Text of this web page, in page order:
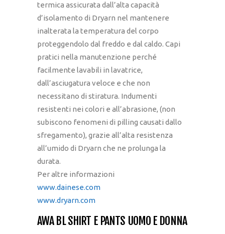
termica assicurata dall’alta capacità
d’isolamento di Dryarn nel mantenere
inalterata la temperatura del corpo
proteggendolo dal freddo e dal caldo. Capi
pratici nella manutenzione perché
facilmente lavabili in lavatrice,
dall’asciugatura veloce e che non
necessitano di stiratura. Indumenti
resistenti nei colori e all’abrasione, (non
subiscono fenomeni di pilling causati dallo
sfregamento), grazie all’alta resistenza
all’umido di Dryarn che ne prolunga la
durata.
Per altre informazioni
www.dainese.com
www.dryarn.com
AWA BL SHIRT E PANTS UOMO E DONNA